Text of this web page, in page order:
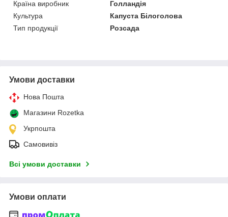
Країна виробник
Голландія
Культура
Капуста Білоголова
Тип продукції
Розсада
Умови доставки
Нова Пошта
Магазини Rozetka
Укрпошта
Самовивіз
Всі умови доставки
Умови оплати